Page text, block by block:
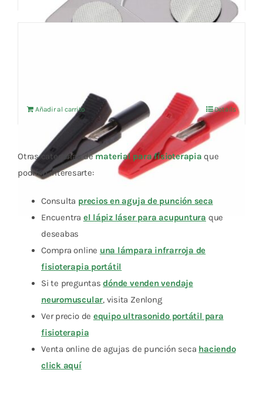
5,75 €.
era:
3,50 €.
actual
es:
3,32 €.
Añadir al carrito Details
Otras categorías dematerial para fisioterapia que
podrían interesarte:
Consulta precios en aguja de punción seca
Encuentra el lápiz láser para acupuntura que
deseabas
Compra online una lámpara infrarroja de
fisioterapia portátil
Si te preguntasdónde venden vendaje
neuromuscular, visita Zenlong
Ver precio de equipo ultrasonido portátil para
fisioterapia
Venta online de agujas de punción seca haciendo
click aquí